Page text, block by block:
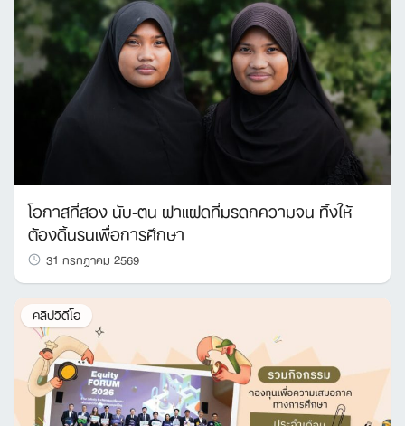
โอกาสที่สอง นับ-ตน ฝาแฝดที่มรดกความจน ทิ้งให้
ต้องดิ้นรนเพื่อการศึกษา
31 กรกฎาคม 2569
คลิปวิดีโอ